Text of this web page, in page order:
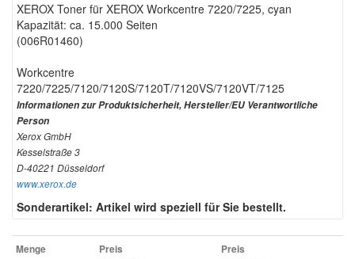
XEROX Toner für XEROX Workcentre 7220/7225, cyan
Kapazität: ca. 15.000 Seiten
(006R01460)
Workcentre
7220/7225/7120/7120S/7120T/7120VS/7120VT/7125
Informationen zur Produktsicherheit, Hersteller/EU Verantwortliche
Person
Xerox GmbH
Kesselstraße 3
D-40221 Düsseldorf
www.xerox.de
Sonderartikel: Artikel wird speziell für Sie bestellt.
Menge
Preis
Preis